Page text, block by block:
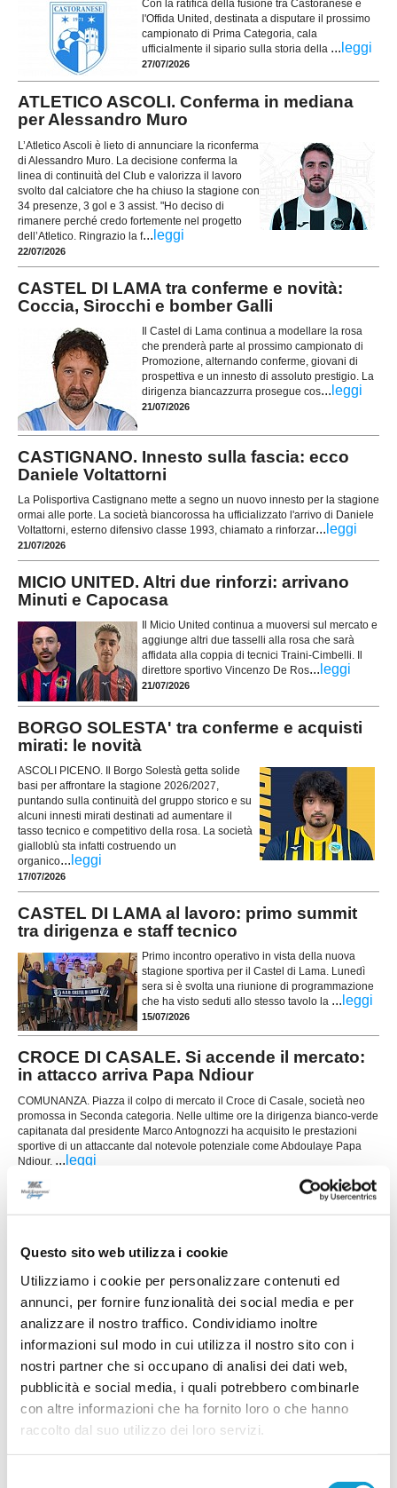
Questo sito web utilizza i cookie
Utilizziamo i cookie per personalizzare contenuti ed
annunci, per fornire funzionalità dei social media e per
analizzare il nostro traffico. Condividiamo inoltre
informazioni sul modo in cui utilizza il nostro sito con i
nostri partner che si occupano di analisi dei dati web,
pubblicità e social media, i quali potrebbero combinarle
con altre informazioni che ha fornito loro o che hanno
raccolto dal suo utilizzo dei loro servizi.
Con la ratifica della fusione tra Castoranese e
l'Offida United, destinata a disputare il prossimo
campionato di Prima Categoria, cala
ufficialmente il sipario sulla storia della ... leggi
27/07/2026
ATLETICO ASCOLI. Conferma in mediana
per Alessandro Muro
L’Atletico Ascoli è lieto di annunciare la riconferma
di Alessandro Muro. La decisione conferma la
linea di continuità del Club e valorizza il lavoro
svolto dal calciatore che ha chiuso la stagione con
34 presenze, 3 gol e 3 assist. "Ho deciso di
rimanere perché credo fortemente nel progetto
dell’Atletico. Ringrazio la f... leggi
22/07/2026
CASTEL DI LAMA tra conferme e novità:
Coccia, Sirocchi e bomber Galli
Il Castel di Lama continua a modellare la rosa
che prenderà parte al prossimo campionato di
Promozione, alternando conferme, giovani di
prospettiva e un innesto di assoluto prestigio. La
dirigenza biancazzurra prosegue cos... leggi
21/07/2026
CASTIGNANO. Innesto sulla fascia: ecco
Daniele Voltattorni
La Polisportiva Castignano mette a segno un nuovo innesto per la stagione
ormai alle porte. La società biancorossa ha ufficializzato l'arrivo di Daniele
Voltattorni, esterno difensivo classe 1993, chiamato a rinforzar... leggi
21/07/2026
MICIO UNITED. Altri due rinforzi: arrivano
Minuti e Capocasa
Il Micio United continua a muoversi sul mercato e
aggiunge altri due tasselli alla rosa che sarà
affidata alla coppia di tecnici Traini-Cimbelli. Il
direttore sportivo Vincenzo De Ros... leggi
21/07/2026
BORGO SOLESTA' tra conferme e acquisti
mirati: le novità
ASCOLI PICENO. Il Borgo Solestà getta solide
basi per affrontare la stagione 2026/2027,
puntando sulla continuità del gruppo storico e su
alcuni innesti mirati destinati ad aumentare il
tasso tecnico e competitivo della rosa. La società
gialloblù sta infatti costruendo un
organico... leggi
17/07/2026
CASTEL DI LAMA al lavoro: primo summit
tra dirigenza e staff tecnico
Primo incontro operativo in vista della nuova
stagione sportiva per il Castel di Lama. Lunedì
sera si è svolta una riunione di programmazione
che ha visto seduti allo stesso tavolo la ... leggi
15/07/2026
CROCE DI CASALE. Si accende il mercato:
in attacco arriva Papa Ndiour
COMUNANZA. Piazza il colpo di mercato il Croce di Casale, società neo
promossa in Seconda categoria. Nelle ultime ore la dirigenza bianco-verde
capitanata dal presidente Marco Antognozzi ha acquisito le prestazioni
sportive di un attaccante dal notevole potenziale come Abdoulaye Papa
Ndiour. ... leggi
GROTTAMMARE. Spazio ai giovani:
Il Grottammare continua a investire sul proprio
di prospettiva in vista della stagione 2026-2027.
Faranno parte della preparazione estiva agli
ordini dello staff tecnico il centrocampista
Simo...leggi
14/07/2026
MONTICELLI. Conferme importanti per
Mariani Gibellieri e Mattei
ASCOLI PICENO. Il Monticelli Calcio comunica
saranno due calciatori del Monticelli anche per la